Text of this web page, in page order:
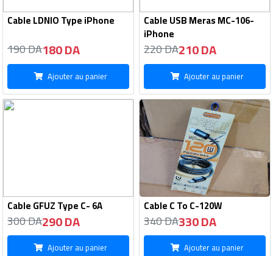
Cable LDNIO Type iPhone
190 DA180 DA
Ajouter au panier
Cable USB Meras MC-106-
iPhone
220 DA210 DA
Ajouter au panier
Cable GFUZ Type C- 6A
300 DA290 DA
Ajouter au panier
Cable C To C-120W
340 DA330 DA
Ajouter au panier